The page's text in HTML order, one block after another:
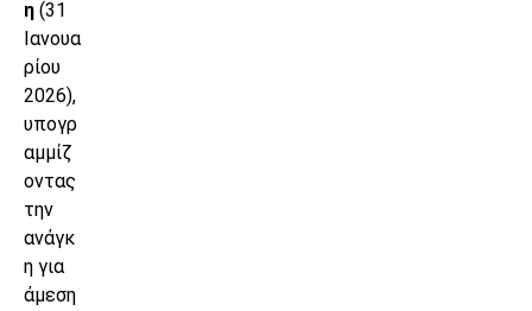
η (31
Ιανουα
ρίου
2026),
υπογρ
αμμίζ
οντας
την
ανάγκ
η για
άμεση